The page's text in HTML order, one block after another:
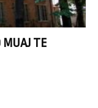
MUAJ TE